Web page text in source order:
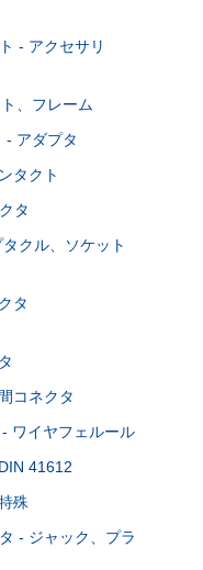
- アクセサリ
、フレーム
- アダプタ
タクト
タ
クル、ソケット
タ
コネクタ
ワイヤフェルール
41612
殊
- ジャック、プラ